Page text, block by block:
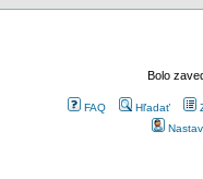
Bolo
FAQ Hľadať